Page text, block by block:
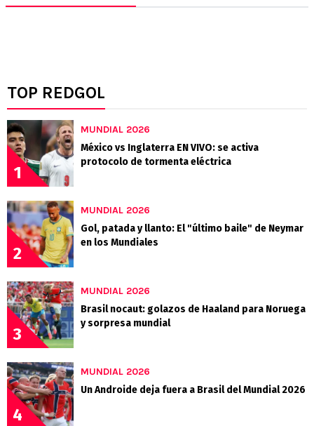
TOP REDGOL
1
MUNDIAL 2026
México vs Inglaterra EN VIVO: se activa
protocolo de tormenta eléctrica
2
MUNDIAL 2026
Gol, patada y llanto: El "último baile" de Neymar
en los Mundiales
3
MUNDIAL 2026
Brasil nocaut: golazos de Haaland para Noruega
y sorpresa mundial
4
MUNDIAL 2026
Un Androide deja fuera a Brasil del Mundial 2026